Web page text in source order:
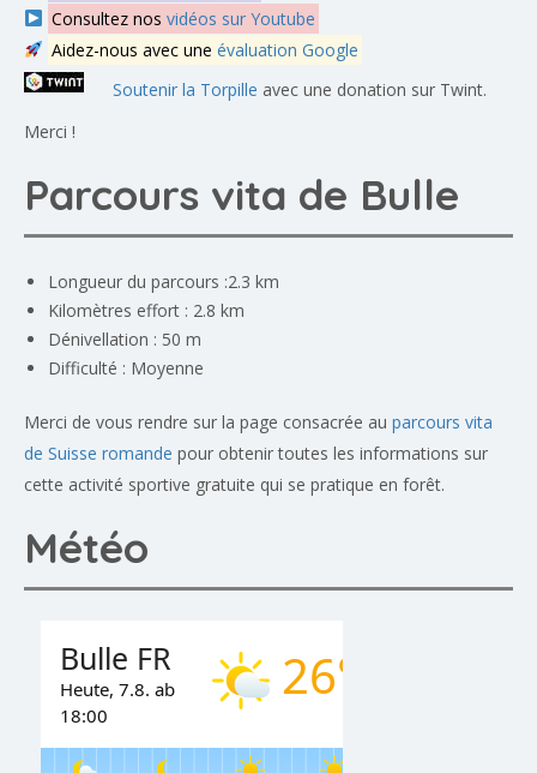
Consultez nos vidéos sur Youtube
Aidez-nous avec une évaluation Google
Soutenir la Torpille avec une donation sur Twint.
Merci !
Parcours vita de Bulle
Longueur du parcours :2.3 km
Kilomètres effort : 2.8 km
Dénivellation : 50 m
Difficulté : Moyenne
Merci de vous rendre sur la page consacrée au parcours vita
de Suisse romande pour obtenir toutes les informations sur
cette activité sportive gratuite qui se pratique en forêt.
Météo